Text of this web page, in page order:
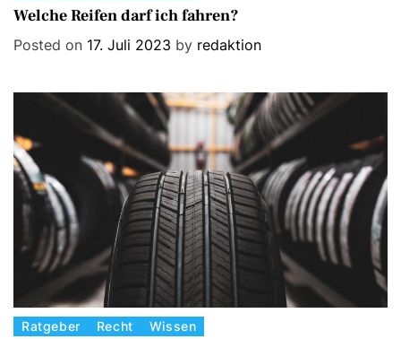
a
i
e
Welche Reifen darf ich fahren?
Posted on 17. Juli 2023 by redaktion
CRatgeber Recht Wissen